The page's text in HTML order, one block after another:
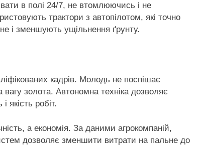
в полі 24/7, не втомлюючись і не
трактори з автопілотом, які точно
і зменшують ущільнення ґрунту.
кадрів. Молодь не поспішає
золота. Автономна техніка дозволяє
якість робіт.
а економія. За даними агрокомпаній,
дозволяє зменшити витрати на пальне до